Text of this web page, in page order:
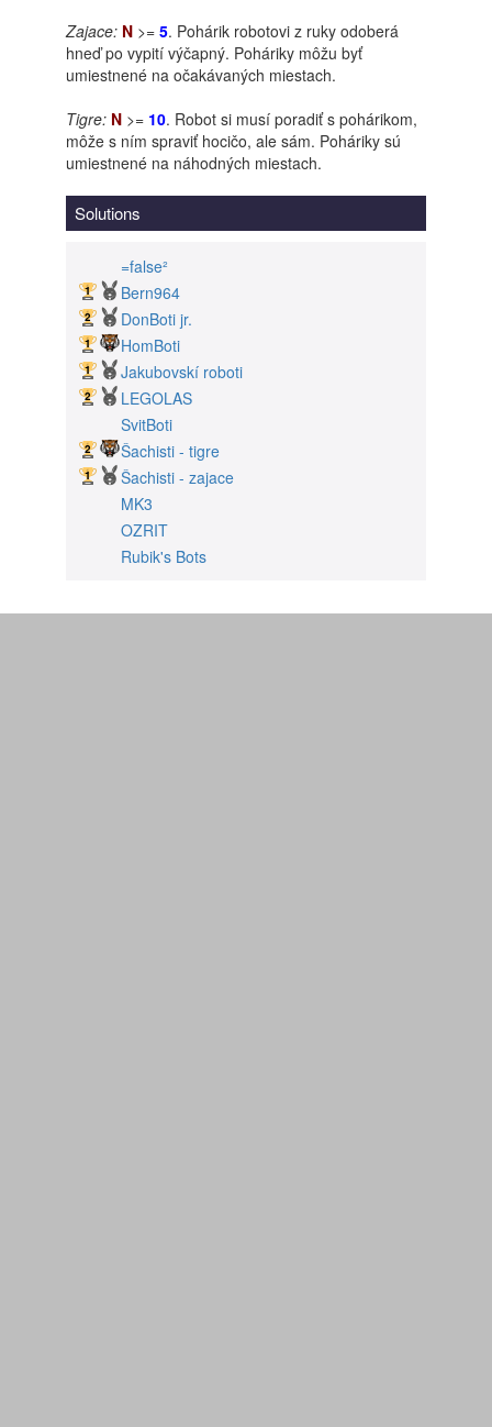
Zajace: N >= 5. Pohárik robotovi z ruky odoberá
hneď po vypití výčapný. Poháriky môžu byť
umiestnené na očakávaných miestach.
Tigre: N >= 10. Robot si musí poradiť s pohárikom,
môže s ním spraviť hocičo, ale sám. Poháriky sú
umiestnené na náhodných miestach.
Solutions
=false²
Bern964
DonBoti jr.
HomBoti
Jakubovskí roboti
LEGOLAS
SvitBoti
Šachisti - tigre
Šachisti - zajace
MK3
OZRIT
Rubik's Bots